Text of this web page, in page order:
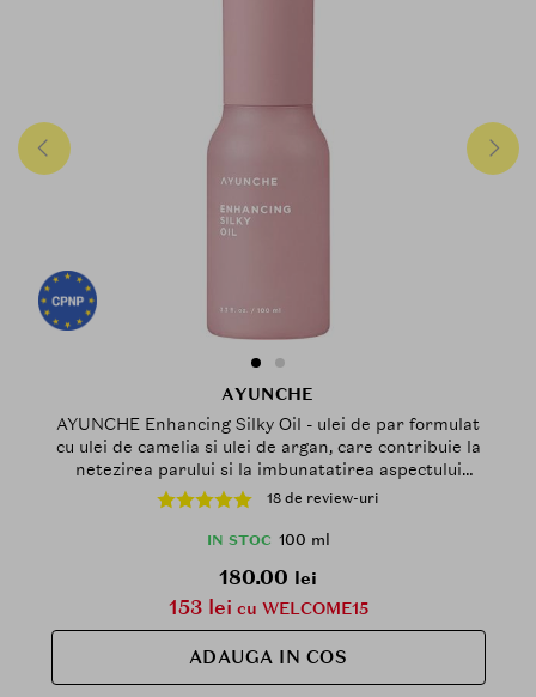
AYUNCHE
AYUNCHE Enhancing Silky Oil - ulei de par formulat
cu ulei de camelia si ulei de argan, care contribuie la
netezirea parului si la imbunatatirea aspectului
lungimilor - 100 ml
18 de review-uri
IN STOC 100 ml
180.00 lei
153 lei cu WELCOME15
ADAUGA IN COS